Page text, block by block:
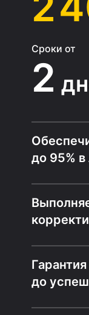
Сроки от
2
до 95%
до